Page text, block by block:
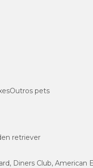
Outros pets
retriever
Diners Club, American